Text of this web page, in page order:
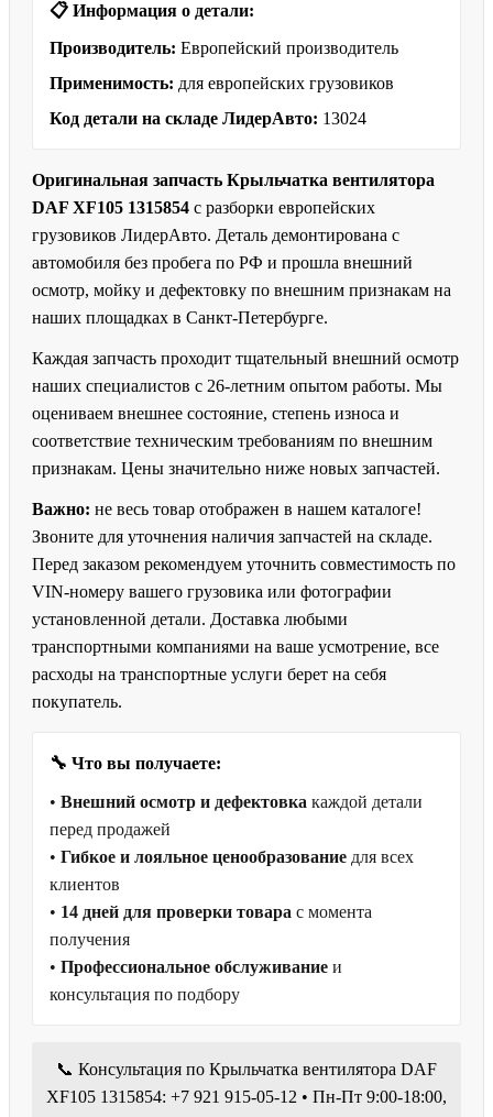
📋 Информация о детали:
Производитель: Европейский производитель
Применимость: для европейских грузовиков
Код детали на складе ЛидерАвто: 13024
Оригинальная запчасть Крыльчатка вентилятора
DAF XF105 1315854 с разборки европейских
грузовиков ЛидерАвто. Деталь демонтирована с
автомобиля без пробега по РФ и прошла внешний
осмотр, мойку и дефектовку по внешним признакам на
наших площадках в Санкт-Петербурге.
Каждая запчасть проходит тщательный внешний осмотр
наших специалистов с 26-летним опытом работы. Мы
оцениваем внешнее состояние, степень износа и
соответствие техническим требованиям по внешним
признакам. Цены значительно ниже новых запчастей.
Важно: не весь товар отображен в нашем каталоге!
Звоните для уточнения наличия запчастей на складе.
Перед заказом рекомендуем уточнить совместимость по
VIN-номеру вашего грузовика или фотографии
установленной детали. Доставка любыми
транспортными компаниями на ваше усмотрение, все
расходы на транспортные услуги берет на себя
покупатель.
🔧 Что вы получаете:
• Внешний осмотр и дефектовка каждой детали
перед продажей
• Гибкое и лояльное ценообразование для всех
клиентов
• 14 дней для проверки товара с момента
получения
• Профессиональное обслуживание и
консультация по подбору
📞 Консультация по Крыльчатка вентилятора DAF
XF105 1315854: +7 921 915-05-12 • Пн-Пт 9:00-18:00,